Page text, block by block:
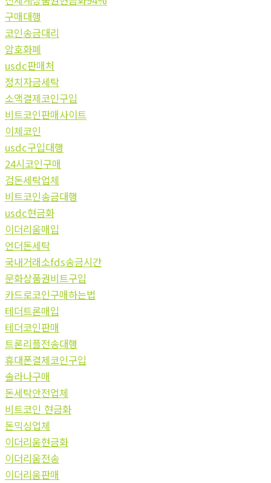
구매대행
코인송금대리
암호화폐
usdc판매처
정치자금세탁
소액결제코인구입
비트코인판매사이트
이체코인
usdc구입대행
24시코인구매
검돈세탁업체
비트코인송금대행
usdc현금화
이더리움매입
언더돈세탁
국내거래소fds송금시간
문화상품권비트구입
카드로코인구매하는법
테더트론매입
테더코인판매
트론리플전송대행
휴대폰결제코인구입
솔라나구매
돈세탁안전업체
비트코인 현금화
돈믹싱업체
이더리움현금화
이더리움전송
이더리움판매